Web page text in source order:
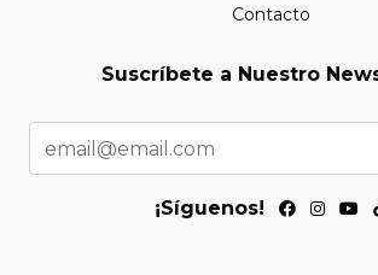
Contacto
Suscríbete a Nuestro
¡Síguenos!